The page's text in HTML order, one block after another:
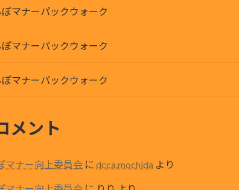
マナーパックウォーク
マナーパックウォーク
マナーパックウォーク
メント
マナー向上委員会 に dcca.mochida より